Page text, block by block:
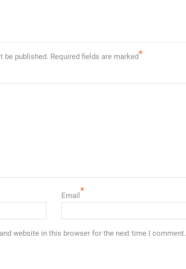
be published. Required fields are marked*
Email *
website in this browser for the next time I comment.